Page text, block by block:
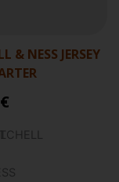
& NESS JERSEY